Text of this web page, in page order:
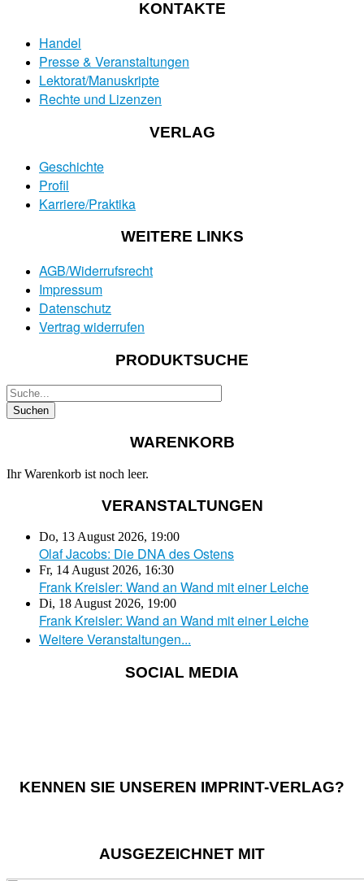
KONTAKTE
Handel
Presse & Veranstaltungen
Lektorat/Manuskripte
Rechte und Lizenzen
VERLAG
Geschichte
Profil
Karriere/Praktika
WEITERE LINKS
AGB/Widerrufsrecht
Impressum
Datenschutz
Vertrag widerrufen
PRODUKTSUCHE
WARENKORB
Ihr Warenkorb ist noch leer.
VERANSTALTUNGEN
Do, 13 August 2026, 19:00
Olaf Jacobs: Die DNA des Ostens
Fr, 14 August 2026, 16:30
Frank Kreisler: Wand an Wand mit einer Leiche
Di, 18 August 2026, 19:00
Frank Kreisler: Wand an Wand mit einer Leiche
Weitere Veranstaltungen...
SOCIAL MEDIA
KENNEN SIE UNSEREN IMPRINT-VERLAG?
AUSGEZEICHNET MIT